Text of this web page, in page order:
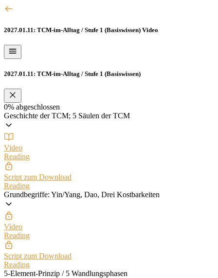
2027.01.11: TCM-im-Alltag / Stufe 1 (Basiswissen) Video
2027.01.11: TCM-im-Alltag / Stufe 1 (Basiswissen)
0% abgeschlossen
Geschichte der TCM; 5 Säulen der TCM
Video
Reading
Script zum Download
Reading
Grundbegriffe: Yin/Yang, Dao, Drei Kostbarkeiten
Video
Reading
Script zum Download
Reading
5-Element-Prinzip / 5 Wandlungsphasen